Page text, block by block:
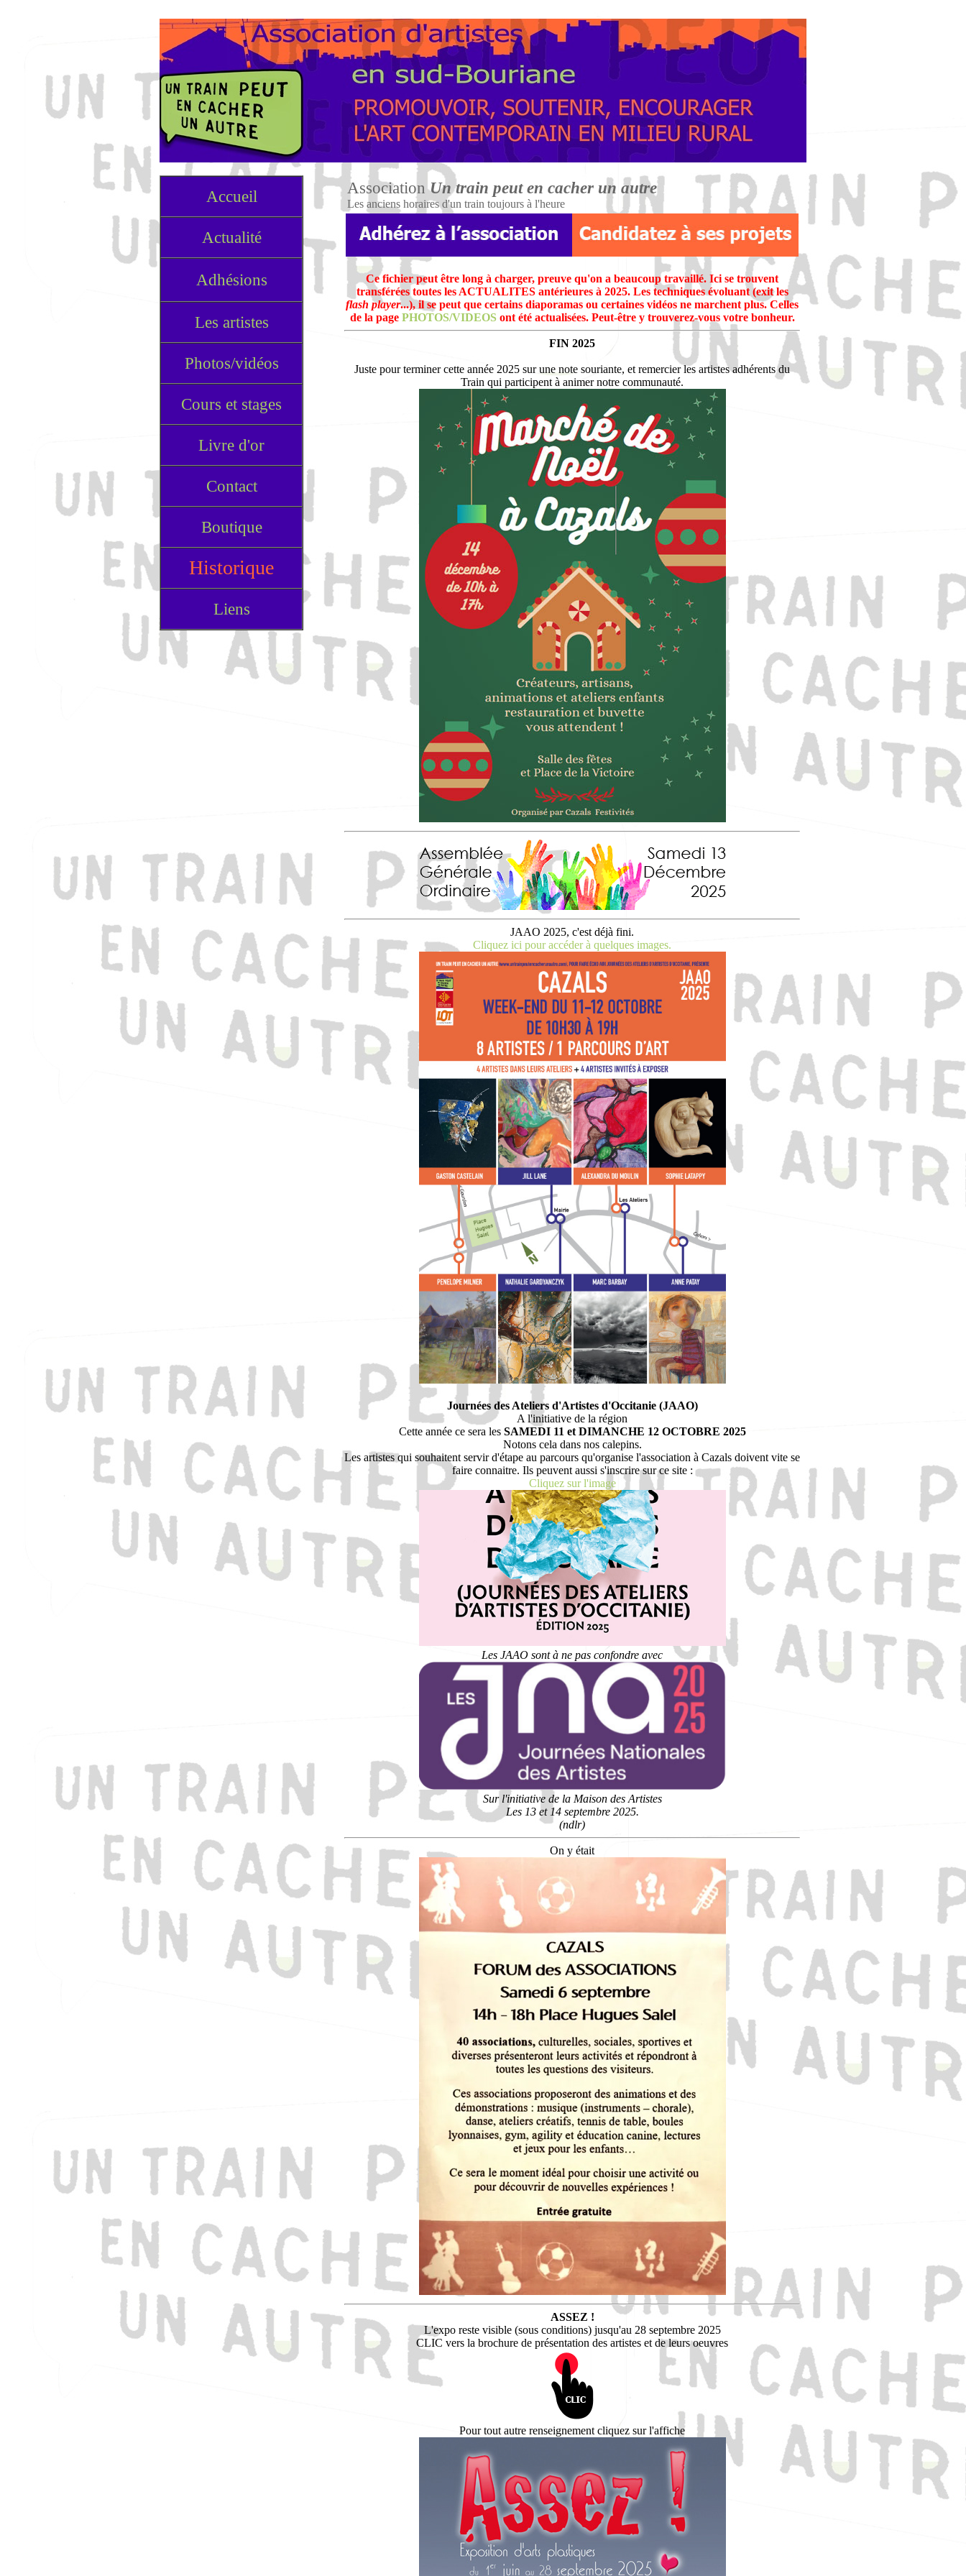
Accueil
Actualité
Adhésions
Les artistes
Photos/vidéos
Cours et stages
Livre d'or
Contact
Boutique
Historique
Liens
AssociationUn train peut en cacher un autre
Les anciens horaires d'un train toujours à l'heure
Ce fichier peut être long à charger, preuve qu'on a beaucoup travaillé. Ici se trouvent
transférées toutes les ACTUALITES antérieures à 2025. Les techniques évoluant (exit les
flash player...), il se peut que certains diaporamas ou certaines vidéos ne marchent plus. Celles
de la page PHOTOS/VIDEOSont été actualisées. Peut-être y trouverez-vous votre bonheur.
FIN 2025
Juste pour terminer cette année 2025 sur une note souriante, et remercier les artistes adhérents du
Train qui participent à animer notre communauté.
JAAO 2025, c'est déjà fini.
Cliquez ici pour accéder à quelques images.
Journées des Ateliers d'Artistes d'Occitanie (JAAO)
A l'initiative de la région
Cette année ce sera lesSAMEDI 11 et DIMANCHE 12 OCTOBRE 2025
Notons cela dans nos calepins.
Les artistes qui souhaitent servir d'étape au parcours qu'organise l'association à Cazals doivent vite se
faire connaitre. Ils peuvent aussi s'inscrire sur ce site :
Cliquez sur l'image
Les JAAO sont à ne pas confondre avec
Sur l'initiative de la Maison des Artistes
Les 13 et 14 septembre 2025.
(ndlr)
On y était
ASSEZ !
L'expo reste visible (sous conditions) jusqu'au 28 septembre 2025
CLIC vers la brochure de présentation des artistes et de leurs oeuvres
Pour tout autre renseignement cliquez sur l'affiche